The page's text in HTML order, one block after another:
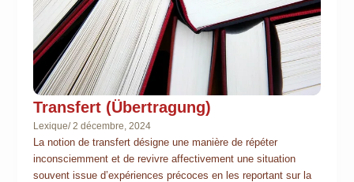
Transfert (Übertragung)
Lexique/2 décembre, 2024
La notion de transfert désigne une manière de répéter
inconsciemment et de revivre affectivement une situation
souvent issue d’expériences précoces en les reportant sur la